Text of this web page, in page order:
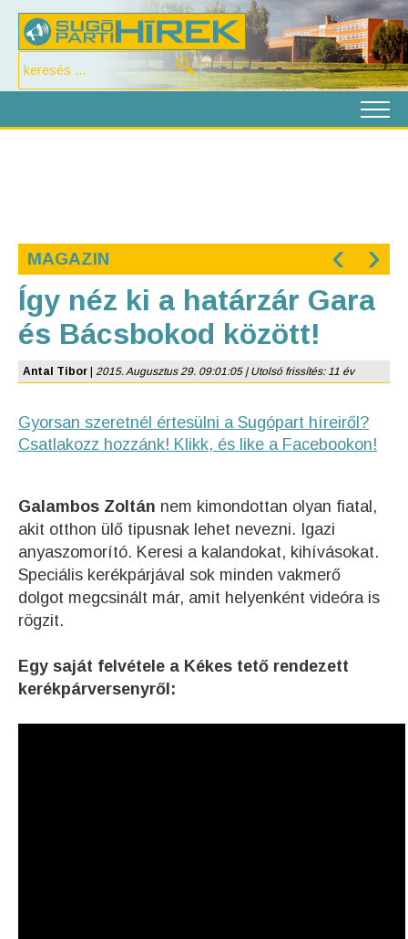
MAGAZIN ‹ ›
Így néz ki a határzár Gara
és Bácsbokod között!
Antal Tibor 2015. Augusztus 29. 09:01:05 | Utolsó frissítés: 11 év
Gyorsan szeretnél értesülni a Sugópart híreiről?
Csatlakozz hozzánk! Klikk, és like a Facebookon!
Galambos Zoltán nem kimondottan olyan fiatal,
akit otthon ülő tipusnak lehet nevezni. Igazi
anyaszomorító. Keresi a kalandokat, kihívásokat.
Speciális kerékpárjával sok minden vakmerő
dolgot megcsinált már, amit helyenként videóra is
rögzit.
Egy saját felvétele a Kékes tető rendezett
kerékpárversenyről: